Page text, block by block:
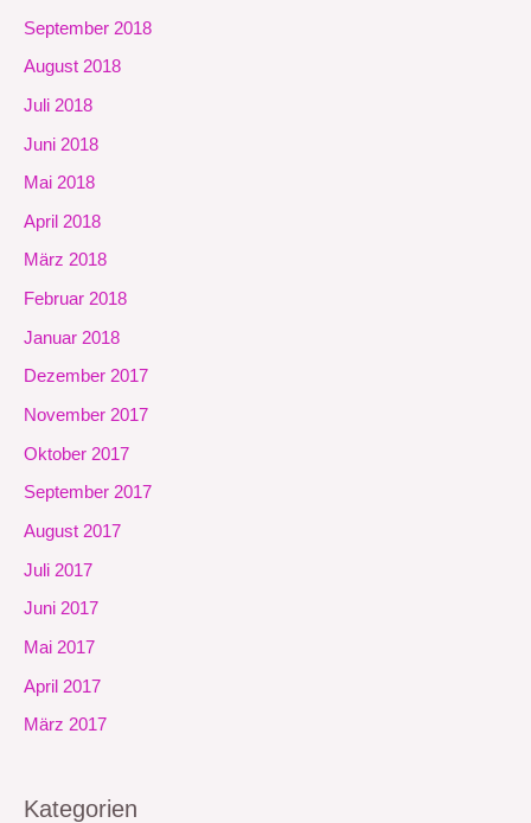
September 2018
August 2018
Juli 2018
Juni 2018
Mai 2018
April 2018
März 2018
Februar 2018
Januar 2018
Dezember 2017
November 2017
Oktober 2017
September 2017
August 2017
Juli 2017
Juni 2017
Mai 2017
April 2017
März 2017
Kategorien